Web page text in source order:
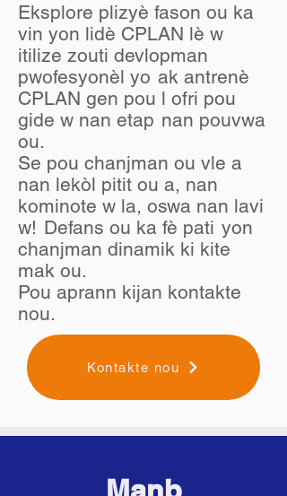
Eksplore plizyè fason ou ka
vin yon lidè CPLAN lè w
itilize zouti devlopman
pwofesyonèl yo ak antrenè
CPLAN gen pou l ofri pou
gide w nan etap nan pouvwa
ou.
Se pou chanjman ou vle a
nan lekòl pitit ou a, nan
kominote w la, oswa nan lavi
w! Defans ou ka fè pati yon
chanjman dinamik ki kite
mak ou.
Pou aprann kijan kontakte
nou.
Kontakte nou